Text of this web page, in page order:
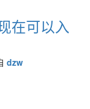
在可以入
dzw